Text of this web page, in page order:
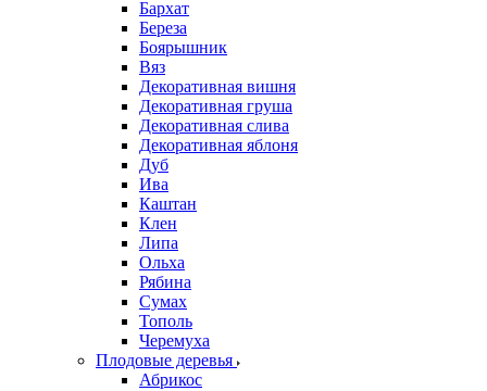
Бархат
Береза
Боярышник
Вяз
Декоративная вишня
Декоративная груша
Декоративная слива
Декоративная яблоня
Дуб
Ива
Каштан
Клен
Липа
Ольха
Рябина
Сумах
Тополь
Черемуха
Плодовые деревья
Абрикос